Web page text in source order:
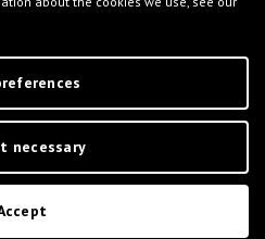
info@iftmantova.com
02233400205 - REA: MN-235528 | Share
| PEC:ift@messaggipec.it
necessary